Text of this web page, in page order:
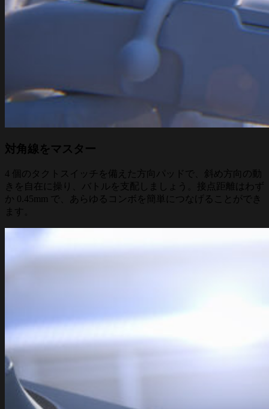
対角線をマスター
4 個のタクトスイッチを備えた方向パッドで、斜め方向の動
きを自在に操り、バトルを支配しましょう。接点距離はわず
か 0.45mm で、あらゆるコンボを簡単につなげることができ
ます。